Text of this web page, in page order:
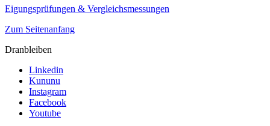
Eigungsprüfungen & Vergleichsmessungen
Zum Seitenanfang
Dranbleiben
Linkedin
Kununu
Instagram
Facebook
Youtube